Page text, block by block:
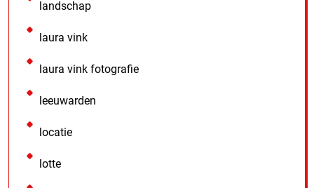
landschap
laura vink
laura vink fotografie
leeuwarden
locatie
lotte